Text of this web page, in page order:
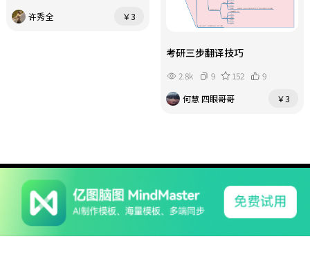
许秀全
￥3
考研三步翻译技巧
2.8k 9 152
9
何慧 四眼哥哥
￥3